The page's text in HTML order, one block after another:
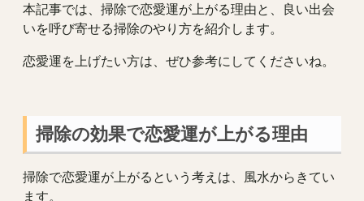
本記事では、掃除で恋愛運が上がる理由と、良い出会
いを呼び寄せる掃除のやり方を紹介します。
恋愛運を上げたい方は、ぜひ参考にしてくださいね。
掃除の効果で恋愛運が上がる理由
掃除で恋愛運が上がるという考えは、風水からきてい
ます。